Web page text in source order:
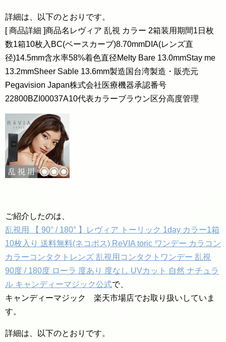
詳細は、以下のとおりです。
[ 商品詳細 ]商品名レヴィア 乱視 カラー 2箱装用期間1日枚
数1箱10枚入BC(ベースカーブ)8.70mmDIA(レンズ直
径)14.5mm含水率58%着色直径Melty Bare 13.0mmStay me
13.2mmSheer Sable 13.6mm製造国台湾製造・販売元
Pegavision Japan株式会社医療機器承認番号
22800BZI00037A10代表カラーブラウン区分高度管理
ご紹介したのは、
乱視用 【 90° / 180° 】レヴィア トーリック 1day カラー1箱
10枚入り 送料無料(ネコポス) ReVIA toric ワンデー カラコン
カラーコンタクトレンズ 乱視用コンタクトワンデー 乱視
90度 / 180度 ローラ 度あり 度なし UVカット 自然 ナチュラ
ル キャンディーマジック公式で、
キャンディーマジック 楽天市場店でお取り扱いしていま
す。
詳細は、以下のとおりです。